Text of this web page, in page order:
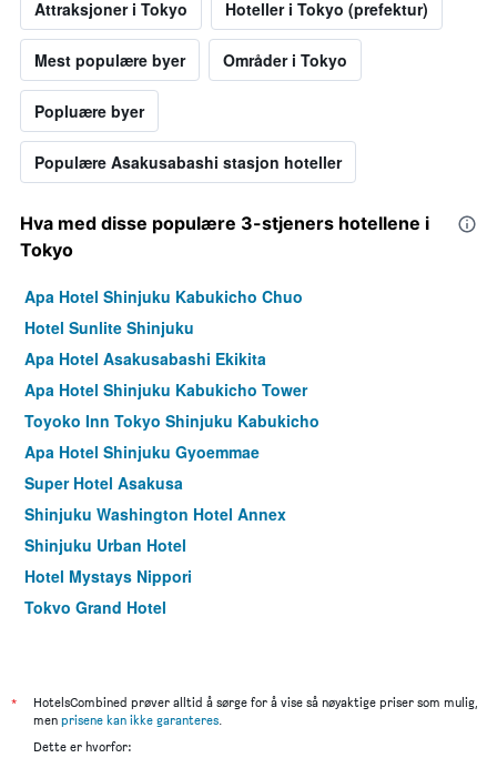
Attraksjoner i Tokyo Hoteller i Tokyo (prefektur)
Mest populære byer Områder i Tokyo
Popluære byer
Populære Asakusabashi stasjon hoteller
Hva med disse populære 3-stjeners hotellene i
Tokyo
Apa Hotel Shinjuku Kabukicho Chuo
Hotel Sunlite Shinjuku
Apa Hotel Asakusabashi Ekikita
Apa Hotel Shinjuku Kabukicho Tower
Toyoko Inn Tokyo Shinjuku Kabukicho
Apa Hotel Shinjuku Gyoemmae
Super Hotel Asakusa
Shinjuku Washington Hotel Annex
Shinjuku Urban Hotel
Hotel Mystays Nippori
Tokyo Grand Hotel
Asakusa Central Hotel
Premier Hotel Cabin Shinjuku
*
HotelsCombined prøver alltid å sørge for å vise så nøyaktige priser som mulig,
men prisene kan ikke garanteres.
Dette er hvorfor: